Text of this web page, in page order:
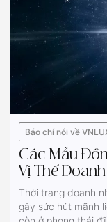
Báo chí nói về
Các Mẫu
Vị Thế
Thời trang doanh
gây sức hút mãnh